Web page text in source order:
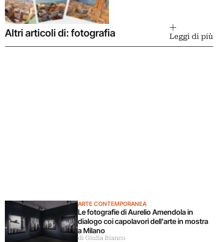
Altri articoli di: fotografia Leggi di più
ARTE CONTEMPORANEA
Le fotografie di Aurelio Amendola in
dialogo coi capolavori dell’arte in mostra
a Milano
di Giulia Bianco